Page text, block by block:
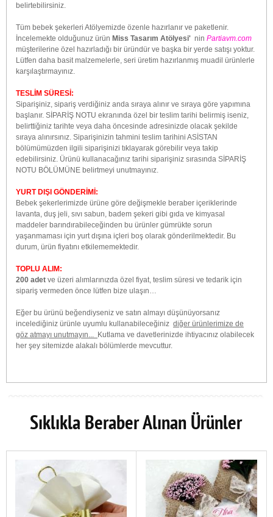
belirtebilirsiniz.
Tüm bebek şekerleri Atölyemizde özenle hazırlanır ve paketlenir.
İncelemekte olduğunuz ürün Miss Tasarım Atölyesi' nin Partiavm.com
müşterilerine özel hazırladığı bir üründür ve başka bir yerde satışı yoktur.
Lütfen daha basit malzemelerle, seri üretim hazırlanmış muadil ürünlerle
karşılaştırmayınız.
TESLİM SÜRESİ:
Siparişiniz, sipariş verdiğiniz anda sıraya alınır ve sıraya göre yapımına
başlanır. SİPARİŞ NOTU ekranında özel bir teslim tarihi belirmiş iseniz,
belirttiğiniz tarihte veya daha öncesinde adresinizde olacak şekilde
sıraya alınırsınız. Siparişinizin tahmini teslim tarihini ASİSTAN
bölümümüzden ilgili siparişinizi tıklayarak görebilir veya takip
edebilirsiniz. Ürünü kullanacağınız tarihi siparişiniz sırasında SİPARİŞ
NOTU BÖLÜMÜNE belirtmeyi unutmayınız.
YURT DIŞI GÖNDERİMİ:
Bebek şekerlerimizde ürüne göre değişmekle beraber içeriklerinde
lavanta, duş jeli, sıvı sabun, badem şekeri gibi gıda ve kimyasal
maddeler barındırabileceğinden bu ürünler gümrükte sorun
yaşanmaması için yurt dışına içleri boş olarak gönderilmektedir. Bu
durum, ürün fiyatını etkilememektedir.
TOPLU ALIM:
200 adet ve üzeri alımlarınızda özel fiyat, teslim süresi ve tedarik için
sipariş vermeden önce lütfen bize ulaşın…
Eğer bu ürünü beğendiyseniz ve satın almayı düşünüyorsanız
incelediğiniz ürünle uyumlu kullanabileceğiniz diğer ürünlerimize de
göz atmayı unutmayın... Kutlama ve davetlerinizde ihtiyacınız olabilecek
her şey sitemizde alakalı bölümlerde mevcuttur.
Sıklıkla Beraber Alınan Ürünler